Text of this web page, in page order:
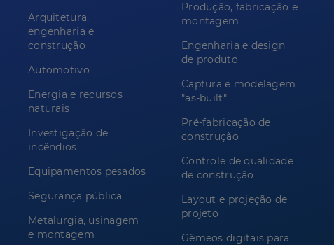
Arquitetura,
engenharia e
construção
Automotivo
Energia e recursos
naturais
Investigação de
incêndios
Equipamentos pesados
Segurança pública
Metalurgia, usinagem
e montagem
Produção, fabricação e
montagem
Engenharia e design
de produto
Captura e modelagem
"as-built"
Pré-fabricação de
construção
Controle de qualidade
de construção
Layout e projeção de
projeto
Gêmeos digitais para